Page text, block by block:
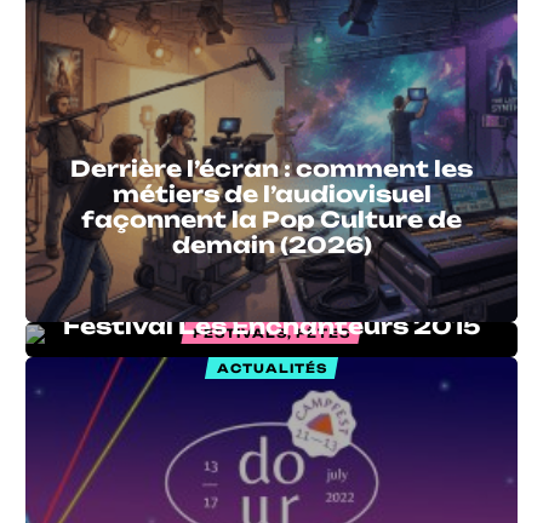
Derrière l’écran : comment les
métiers de l’audiovisuel
façonnent la Pop Culture de
demain (2026)
FESTIVALS, FÊTES
Festival Les Enchanteurs 2015
ACTUALITÉS